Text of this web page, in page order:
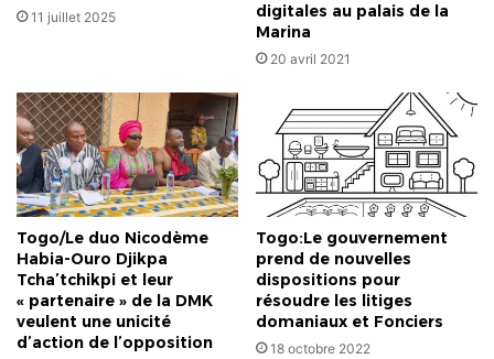
11 juillet 2025
digitales au palais de la
Marina
20 avril 2021
Togo/Le duo Nicodème
Habia-Ouro Djikpa
Tcha’tchikpi et leur
« partenaire » de la DMK
veulent une unicité
d’action de l’opposition
Togo:Le gouvernement
prend de nouvelles
dispositions pour
résoudre les litiges
domaniaux et Fonciers
18 octobre 2022